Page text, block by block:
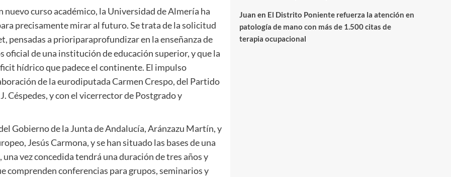
curso académico, la Universidad de Almería ha
precisamente mirar al futuro. Se trata de la solicitud
pensadas a prioriparaprofundizar en la enseñanza de
oficial de una institución de educación superior, y que la
hídrico que padece el continente. El impulso
de la eurodiputada Carmen Crespo, del Partido
Céspedes, y con el vicerrector de Postgrado y
Gobierno de la Junta de Andalucía, Aránzazu Martín, y
Jesús Carmona, y se han situado las bases de una
vez concedida tendrá una duración de tres años y
comprenden conferencias para grupos, seminarios y
Juan en El Distrito Poniente refuerza la atención en
patología de mano con más de 1.500 citas de
terapia ocupacional